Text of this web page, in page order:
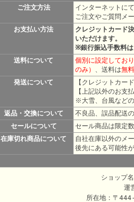
ご注文方法
インターネットに
ご注文やご質問メ
お支払い方法
クレジットカード
いただけます。
※銀行振込手数料
送料について
個別に設定して
のみ） 、送料は無料
発送について
【クレジットカー
【上記以外のお支
※大雪、台風など
返品・交換について
不良品、誤品配送
セールについて
セール商品は限定
在庫切れ商品について
自社在庫以外のメ
後先にある可能性
ショップ
運
所在地：〒